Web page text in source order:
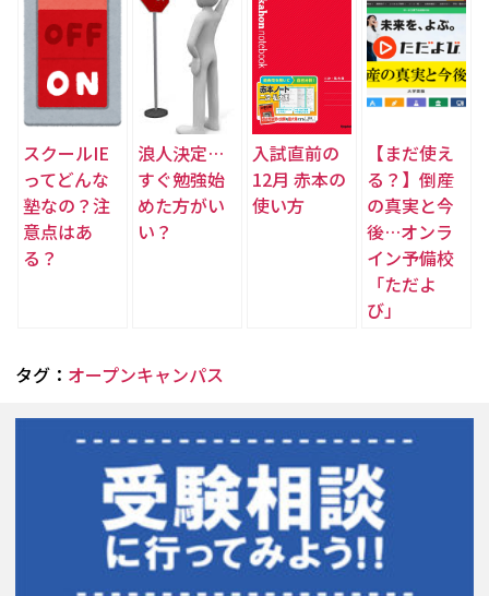
スクールIE
ってどんな
塾なの？注
意点はあ
る？
浪人決定…
すぐ勉強始
めた方がい
い？
入試直前の
12月 赤本の
使い方
【まだ使え
る？】倒産
の真実と今
後…オンラ
イン予備校
「ただよ
び」
タグ： オープンキャンパス